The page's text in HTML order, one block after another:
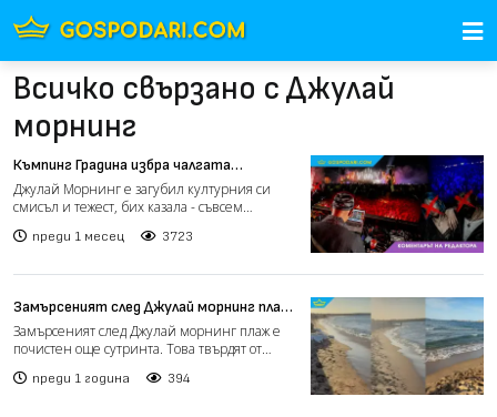
Всичко свързано с Джулай
морнинг
Къмпинг Градина избра чалгата
(Коментарът на редактора)
Джулай Морнинг е загубил културния си
смисъл и тежест, бих казала - съвсем
преди 1 месец 3723
Замърсеният след Джулай морнинг плаж
е почистен (видео)
Замърсеният след Джулай морнинг плаж е
почистен още сутринта. Това твърдят от
преди 1 година 394